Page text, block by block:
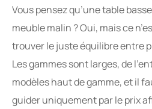
Vous pensez qu’une table
meuble malin ? Oui, mais ce
trouver le juste équilibre entre
Les gammes sont larges, de
modèles haut de gamme, et il
guider uniquement par le prix